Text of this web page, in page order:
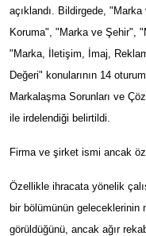
açıklandı. Bildirgede,
Koruma", "Marka ve Şehir",
"Marka, İletişim, İmaj,
Değeri" konularının 14
Markalaşma Sorunları ve
ile irdelendiği belirtildi.
Firma ve şirket ismi ancak
Özellikle ihracata yönelik
bir bölümünün geleceklerinin
görüldüğünü, ancak ağır